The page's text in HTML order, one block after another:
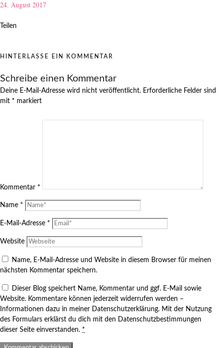
24. August 2017
Teilen
HINTERLASSE EIN KOMMENTAR
Schreibe einen Kommentar
Deine E-Mail-Adresse wird nicht veröffentlicht. Erforderliche Felder sind
mit * markiert
Kommentar *
Name *
E-Mail-Adresse *
Website
Name, E-Mail-Adresse und Website in diesem Browser für meinen
nächsten Kommentar speichern.
Dieser Blog speichert Name, Kommentar und ggf. E-Mail sowie
Website. Kommentare können jederzeit widerrufen werden –
Informationen dazu in meiner Datenschutzerklärung. Mit der Nutzung
des Formulars erklärst du dich mit den Datenschutzbestimmungen
dieser Seite einverstanden. *